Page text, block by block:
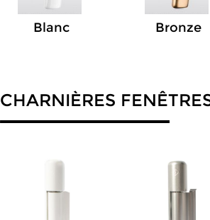
Blanc Bronze
CHARNIÈRES